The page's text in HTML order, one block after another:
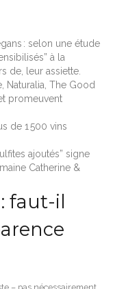
: selon une étude
à la
de, leur assiette.
Naturalia, The Good
promeuvent
de 1 500 vins
ajoutés” signe
Catherine &
faut-il